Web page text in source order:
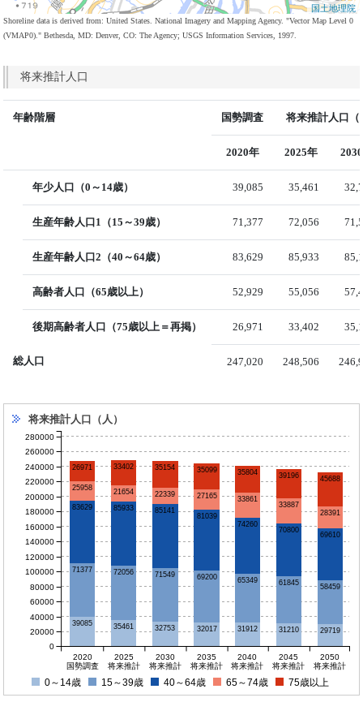
国土地理院
Shoreline data is derived from: United States. National Imagery and Mapping Agency. "Vector Map Level 0
(VMAP0)." Bethesda, MD: Denver, CO: The Agency; USGS Information Services, 1997.
将来推計人口
年齢階層 国勢調査 将来推計人口（
2020年 2025年
年少人口（0～14歳） 39,085 35,461
生産年齢人口1（15～39歳） 71,377 72,056
生産年齢人口2（40～64歳） 83,629 85,933
高齢者人口（65歳以上） 52,929 55,056
後期高齢者人口（75歳以上＝再掲） 26,971 33,402
総人口 247,020 248,506
将来推計人口（人）
39085 35461 32753 32017 31912 31210 29719
71377 72056 71549 69200 65349 61845 58459
83629 85933 85141
81039
74260
70800
69610
25958 21654 22339 27165 33861
33887
28391
26971 33402 35154 35099 35804 39196 45688
2020
国勢調査
2025
将来推計
2030
将来推計
2035
将来推計
2040
将来推計
2045
将来推計
2050
将来推計
0
20000
40000
60000
80000
100000
120000
140000
160000
180000
200000
220000
240000
260000
280000
0～14歳 15～39歳 40～64歳 65～74歳 75歳以上